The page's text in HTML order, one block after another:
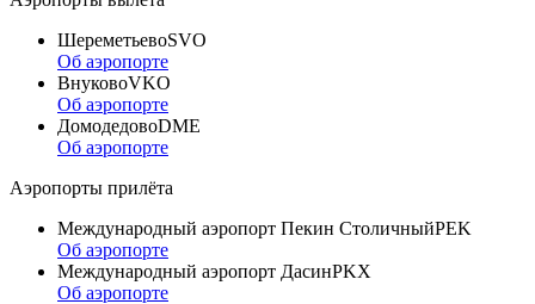
ШереметьевоSVO
Об аэропорте
ВнуковоVKO
Об аэропорте
ДомодедовоDME
Об аэропорте
Аэропорты прилёта
Международный аэропорт Пекин СтоличныйPEK
Об аэропорте
Международный аэропорт ДасинPKX
Об аэропорте